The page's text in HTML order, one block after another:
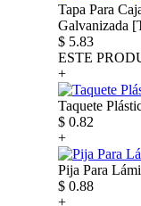
Tapa Para
Galvanizada
$ 5.83
ESTE
+
Taquete
$ 0.82
+
Pija Para
$ 0.88
+